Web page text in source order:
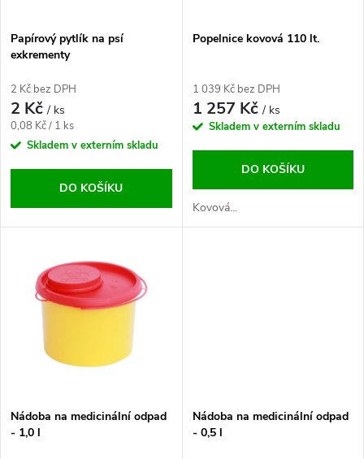
p
r
o
d
u
s
p
r
o
u
Papírový pytlík na psí
exkrementy
2 Kč bez DPH
2 Kč/ ks
Měrná
cena:
0,08 Kč / 1 ks
Skladem v externím skladu
DO KOŠÍKU
Popelnice kovová 110 lt.
1 039 Kč bez DPH
1 257 Kč/ ks
Skladem v externím skladu
DO KOŠÍKU
Kovová...
Nádoba na medicinální odpad
- 1,0 l
Nádoba na medicinální odpad
- 0,5 l